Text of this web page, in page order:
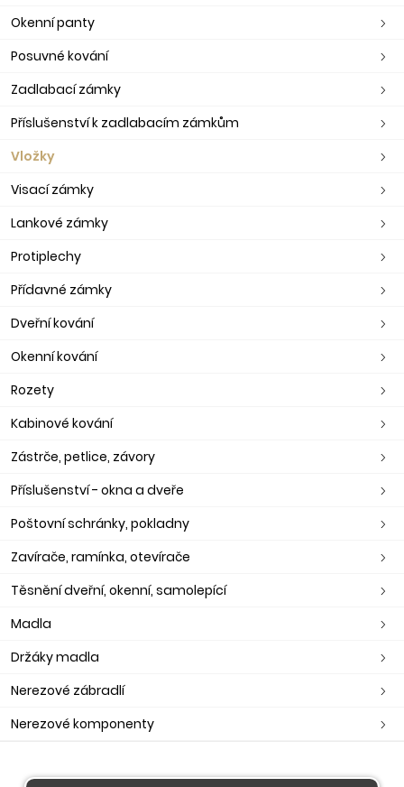
Okenní panty
Posuvné kování
Zadlabací zámky
Příslušenství k zadlabacím zámkům
Vložky
Visací zámky
Lankové zámky
Protiplechy
Přídavné zámky
Dveřní kování
Okenní kování
Rozety
Kabinové kování
Zástrče, petlice, závory
Příslušenství - okna a dveře
Poštovní schránky, pokladny
Zavírače, ramínka, otevírače
Těsnění dveřní, okenní, samolepící
Madla
Držáky madla
Nerezové zábradlí
Nerezové komponenty